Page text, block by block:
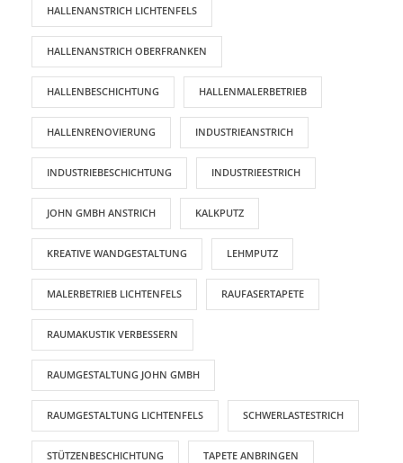
HALLENANSTRICH LICHTENFELS
HALLENANSTRICH OBERFRANKEN
HALLENBESCHICHTUNG HALLENMALERBETRIEB
HALLENRENOVIERUNG INDUSTRIEANSTRICH
INDUSTRIEBESCHICHTUNG INDUSTRIEESTRICH
JOHN GMBH ANSTRICH KALKPUTZ
KREATIVE WANDGESTALTUNG LEHMPUTZ
MALERBETRIEB LICHTENFELS RAUFASERTAPETE
RAUMAKUSTIK VERBESSERN
RAUMGESTALTUNG JOHN GMBH
RAUMGESTALTUNG LICHTENFELS SCHWERLASTESTRICH
STÜTZENBESCHICHTUNG TAPETE ANBRINGEN